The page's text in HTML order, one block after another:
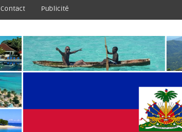
Contact Publicité